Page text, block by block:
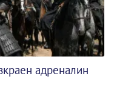
адреналин